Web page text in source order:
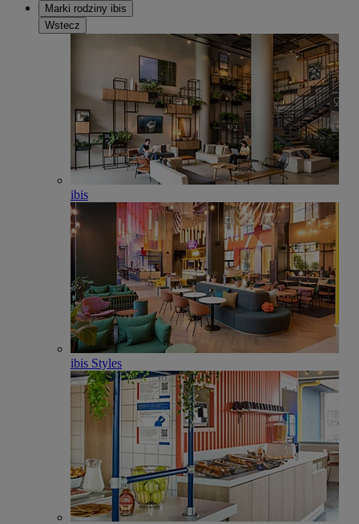
Marki rodziny ibis
Wstecz
ibis
ibis Styles